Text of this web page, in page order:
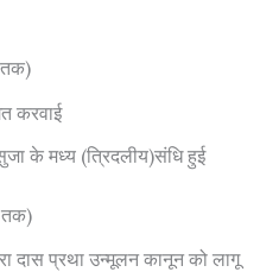
करवाई
के मध्य (त्रिदलीय)संधि हुई
तक)
दास प्रथा उन्मूलन कानून को लागू